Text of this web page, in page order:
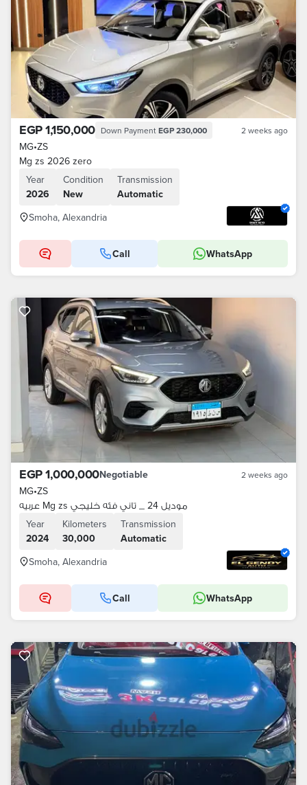
EGP 1,150,000 Down Payment EGP 230,000 2 weeks ago
MG•ZS
Mg zs 2026 zero
Year
2026
Condition
New
Transmission
Automatic
Smoha, Alexandria
Call WhatsApp
EGP 1,000,000Negotiable 2 weeks ago
MG•ZS
عربيه Mg zs موديل 24 _ تاني فئه خليجي
Year
2024
Kilometers
30,000
Transmission
Automatic
Smoha, Alexandria
Call WhatsApp